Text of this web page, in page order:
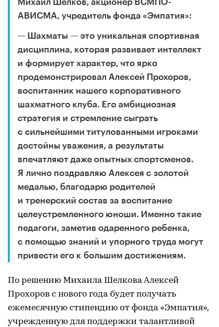
Михаил Шелков, акционер ВСМПО-
АВИСМА, учредитель фонда «Эмпатия»:
— Шахматы — это уникальная спортивная
дисциплина, которая развивает интеллект
и формирует характер, что ярко
продемонстрировал Алексей Прохоров,
воспитанник нашего корпоративного
шахматного клуба. Его амбициозная
стратегия и стремление сыграть
с сильнейшими титулованными игроками
достойны уважения, а результаты
впечатляют даже опытных спортсменов.
Я лично поздравляю Алексея с золотой
медалью, благодарю родителей
и тренерский состав за воспитание
целеустремленного юноши. Именно такие
педагоги, заметив одаренного ребенка,
с помощью знаний и упорного труда могут
привести его к большим достижениям.
По решению Михаила Шелкова Алексей
Прохоров с нового года будет получать
ежемесячную стипендию от фонда «Эмпатия»,
учрежденную для поддержки талантливой